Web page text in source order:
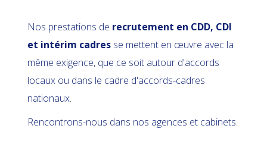
Nos prestations de recrutement en CDD, CDI
et intérim cadres se mettent en œuvre avec la
même exigence, que ce soit autour d'accords
locaux ou dans le cadre d'accords-cadres
nationaux.
Rencontrons-nous dans nos agences et cabinets.